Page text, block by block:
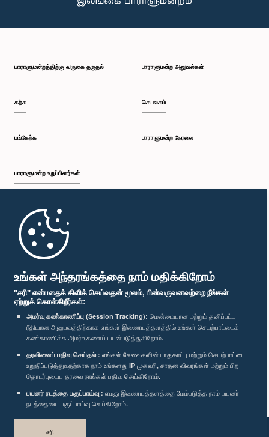
உங்கள் அந்தரங்கத்தை நாம் மதிக்கிறோம்
"சரி" என்பதைக் கிளிக் செய்வதன் மூலம், பின்வருவனவற்றை நீங்கள்
ஏற்றுக் கொள்கிறீர்கள்:
அமர்வு கண்காணிப்பு (Session Tracking): மென்மையான மற்றும் தனிப்பட்ட
ரீதியான அனுபவத்திற்காக எங்கள் இணையத்தளத்தில் உங்கள் செயற்பாட்டைக்
கண்காணிக்க அமர்வுகளைப் பயன்படுத்துகிறோம்.
தரவினைப் பதிவு செய்தல் : எங்கள் சேவைகளின் பாதுகாப்பு மற்றும் செயற்பாட்டை
உறுதிப்படுத்துவதற்காக நாம் உங்களது IP முகவரி, சாதன விவரங்கள் மற்றும் பிற
தொடர்புடைய தரவை நாங்கள் பதிவு செய்கிறோம்.
பயனர் நடத்தை பகுப்பாய்வு : எமது இணையத்தளத்தை மேம்படுத்த நாம் பயனர்
நடத்தையை பகுப்பாய்வு செய்கிறோம்.
சரி
பாராளுமன்றத்திற்கு வருகை தருதல்
கற்க
பங்கேற்க
பாராளுமன்ற உறுப்பினர்கள்
முதற்பக்கம்
பாராளுமன்ற அலுவல்கள்
செயலகம்
பாராளுமன்ற நேரலை
பாராளுமன்ற கையடக்க செயலி
எம்மை பின்தொடர்க :
விருதுகள்
தனியுரிமைக் கொள்கை